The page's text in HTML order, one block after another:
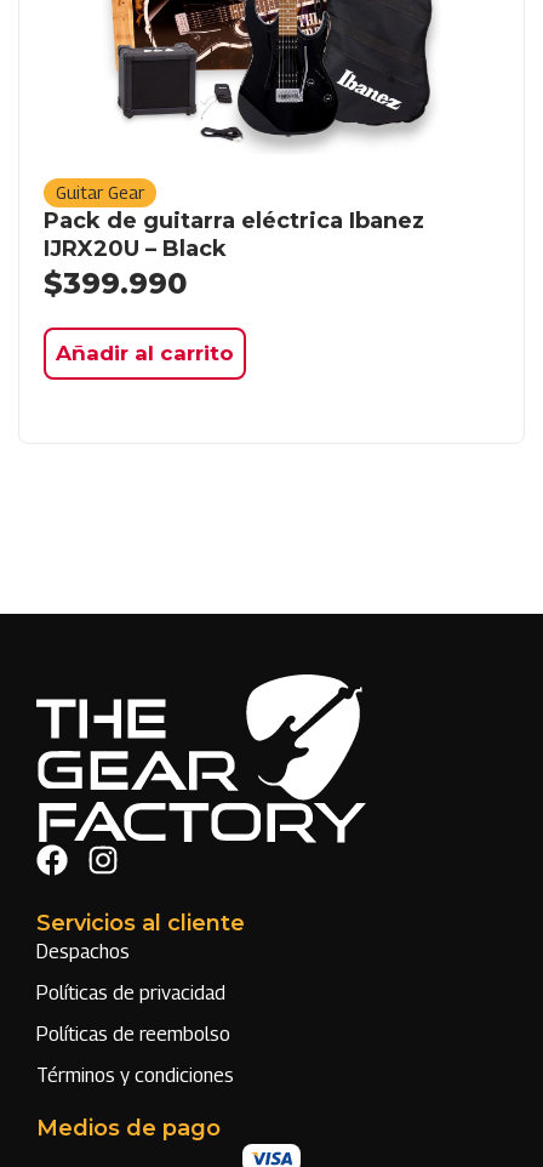
Guitar Gear
Pack de guitarra eléctrica Ibanez
IJRX20U – Black
$399.990
Añadir al carrito
Servicios al cliente
Despachos
Políticas de privacidad
Políticas de reembolso
Términos y condiciones
Medios de pago